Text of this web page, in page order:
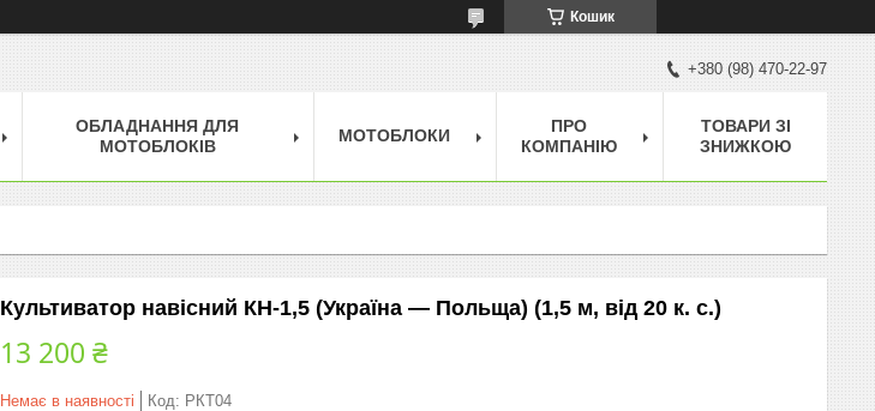
Кошик
+380 (98) 470-22-97
ОБЛАДНАННЯ ДЛЯ
МОТОБЛОКІВ
МОТОБЛОКИ
ПРО
КОМПАНІЮ
ТОВАРИ ЗІ
ЗНИЖКОЮ
Культиватор навісний КН-1,5 (Україна — Польща) (1,5 м, від 20 к. с.)
13 200 ₴
Немає в наявності Код: РКТ04